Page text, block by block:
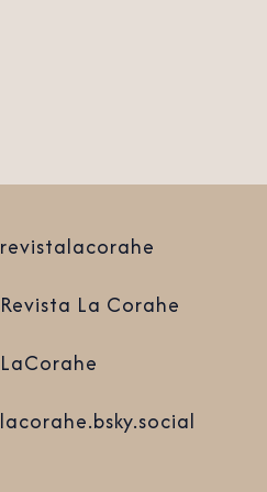
revistalacorahe
Revista La Corahe
LaCorahe
lacorahe.bsky.social‬